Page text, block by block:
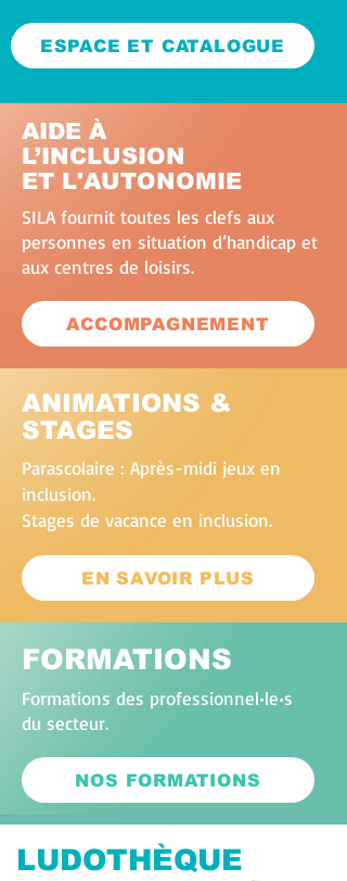
ESPACE ET CATALOGUE
AIDE À
L’INCLUSION
ET L'AUTONOMIE
SILA fournit toutes les clefs aux
personnes en situation d’handicap et
aux centres de loisirs.
ACCOMPAGNEMENT
ANIMATIONS &
STAGES
Parascolaire : Après-midi jeux en
inclusion.
Stages de vacance en inclusion.
EN SAVOIR PLUS
FORMATIONS
Formations des professionnel•le•s
du secteur.
NOS FORMATIONS
LUDOTHÈQUE